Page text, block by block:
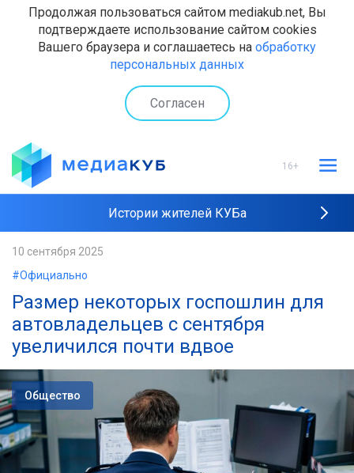
Продолжая пользоваться сайтом mediakub.net, Вы
подтверждаете использование сайтом cookies
Вашего браузера и соглашаетесь на обработку
персональных данных
Согласен
16+
Истории жителей КУБа
10 сентября 2025
#Официально
Размер некоторых госпошлин для
автовладельцев с сентября
увеличился почти вдвое
Общество